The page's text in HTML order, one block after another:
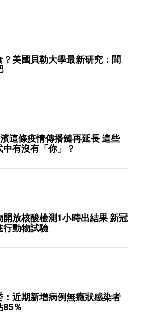
美國貝勒大學最新研究：聞
這條疫情傳播鏈再延長 這些
有沒有「你」？
放核酸檢測1小時出結果 新冠
行動物試驗
：近期新增病例無癥狀感染者
85％